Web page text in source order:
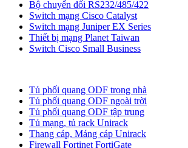
Bộ chuyển đối RS232/485/422
Switch mạng Cisco Catalyst
Switch mạng Juniper EX Series
Thiết bị mạng Planet Taiwan
Switch Cisco Small Business
Tủ phối quang ODF trong nhà
Tủ phối quang ODF ngoài trời
Tủ phối quang ODF tập trung
Tủ mạng, tủ rack Unirack
Thang cáp, Máng cáp Unirack
Firewall Fortinet FortiGate